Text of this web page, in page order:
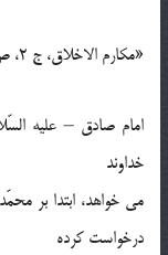
«مكارم الاخلاق، ج 2، ص 19»
امام صادق – عليه
خداوند
مي خواهد، ابتدا بر
درخواست كرده